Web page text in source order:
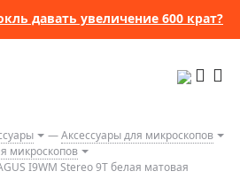
давать увеличение 600 крат?
Аксессуары для микроскопов
микроскопов
I9WM Stereo 9T белая матовая